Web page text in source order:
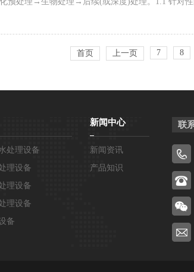
首页 上一页 7 8
处理设备
理设备
理设备
理设备
备
新闻中心
新闻资讯
产品知识
联